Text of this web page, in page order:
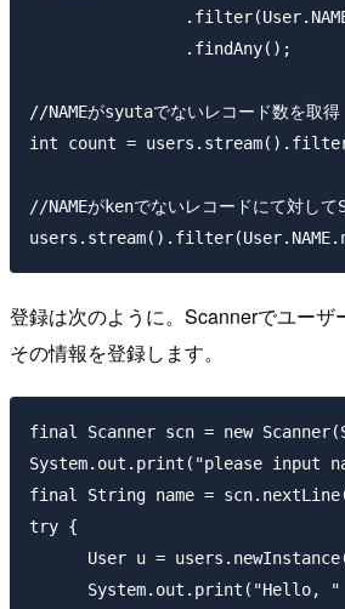
                .findAny();
//NAMEがsyutaでないレコード数を取得
int count =
//NAMEがkenでないレコードにて対し
登録は次のように。Scannerでユーザ
その情報を登録します。
final Scanner scn = new
System.out.print("please input
final String name =
try {
User u =
System.out.print("Hello,